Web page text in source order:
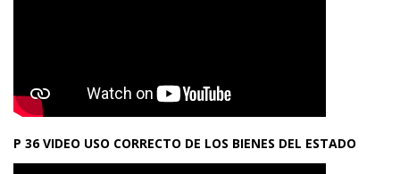
P 36 VIDEO USO CORRECTO DE LOS BIENES DEL ESTADO